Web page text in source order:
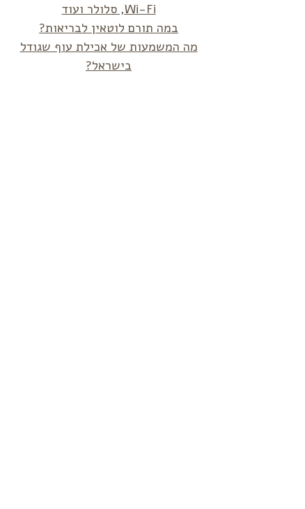
Wi-Fi, סלולר ועוד
במה תורם לוטאין לבריאות?
מה המשמעות של אכילת עוף שגודל
בישראל?